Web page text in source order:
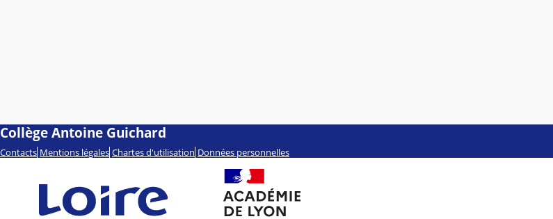
Collège Antoine Guichard
Contacts Mentions légales Chartes d'utilisation Données personnelles